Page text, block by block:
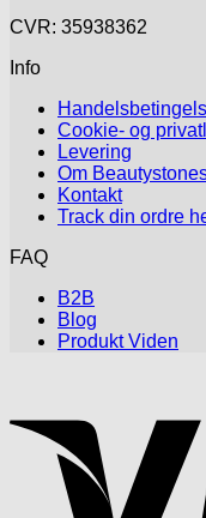
CVR: 35938362
Info
Cookie- og
Levering
Om
Kontakt
Track din ordre
FAQ
B2B
Blog
Produkt Viden